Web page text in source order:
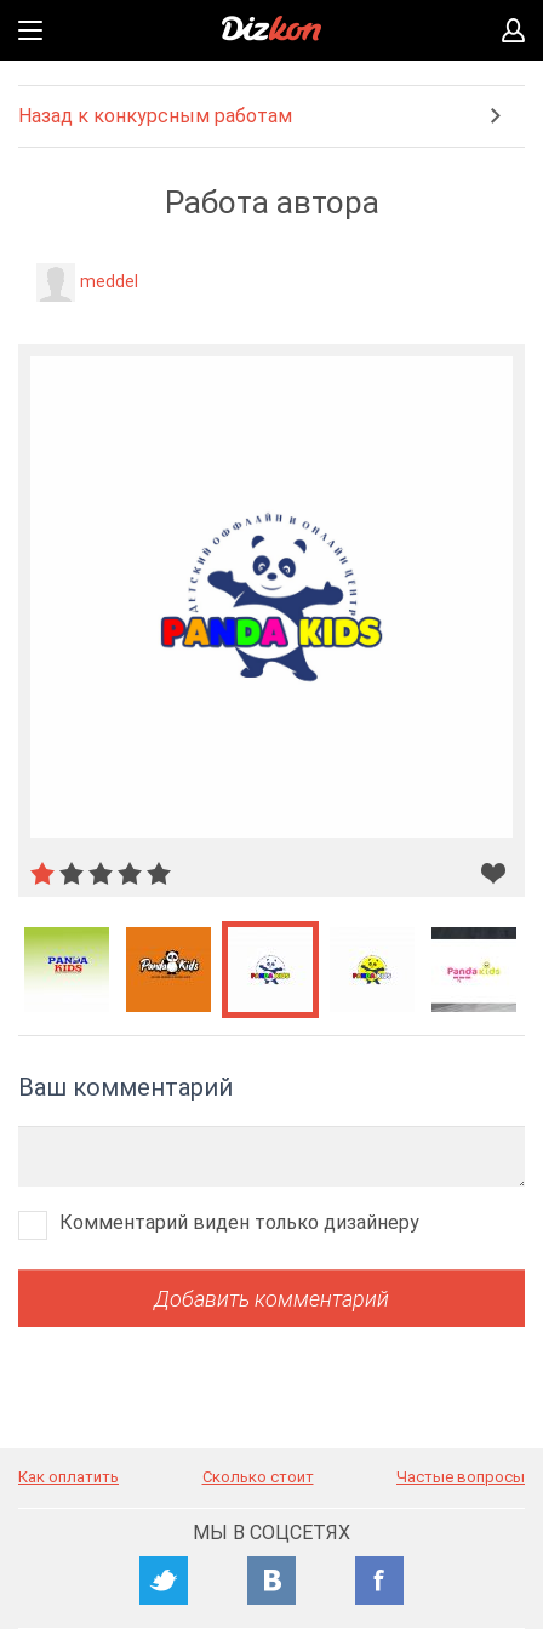
Назад к конкурсным работам
Работа автора
meddel
Ваш комментарий
Комментарий виден только дизайнеру
Как оплатить Сколько стоит Частые вопросы
МЫ В СОЦСЕТЯХ